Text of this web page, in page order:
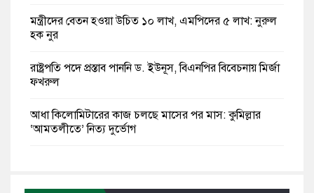
মন্ত্রীদের বেতন হওয়া উচিত ১০ লাখ, এমপিদের ৫ লাখ: নুরুল
হক নুর
রাষ্ট্রপতি পদে প্রস্তাব পাননি ড. ইউনূস, বিএনপির বিবেচনায় মির্জা
ফখরুল
আধা কিলোমিটারের কাজ চলছে মাসের পর মাস: কুমিল্লার
‘আমতলীতে’ নিত্য দুর্ভোগ